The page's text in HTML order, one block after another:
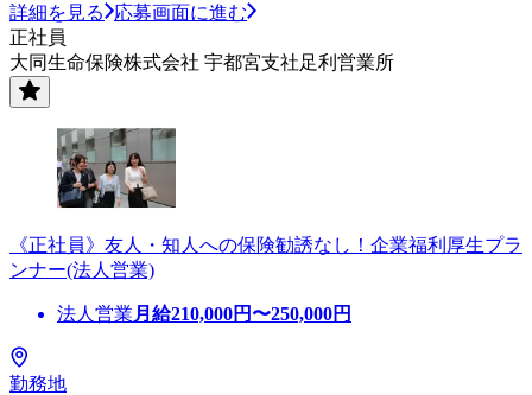
詳細を見る
応募画面に進む
正社員
大同生命保険株式会社 宇都宮支社足利営業所
《正社員》友人・知人への保険勧誘なし！企業福利厚生プラ
ンナー(法人営業)
法人営業 月給210,000円〜250,000円
勤務地